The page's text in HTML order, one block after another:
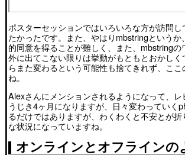
ポスターセッションではいろいろな方が訪問
たかったです。また、やはりmbstringという
的同意を得ることが難しく、また、mbstring
外に出てこない限りは挙動がもともとおかし
らまた変わるという可能性も捨てきれず、こ
ね。
Alexさんにメンションされるようになって、レ
うじき4ヶ月になりますが、日々変わっていく
るだけではありますが、わくわくと不安とが折
な状況になっていますね。
オンラインとオフラインの